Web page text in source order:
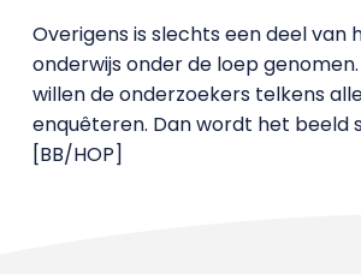
Overigens is slechts een deel van
onderwijs onder de loep
willen de onderzoekers telkens
enquêteren. Dan wordt het beeld
[BB/HOP]